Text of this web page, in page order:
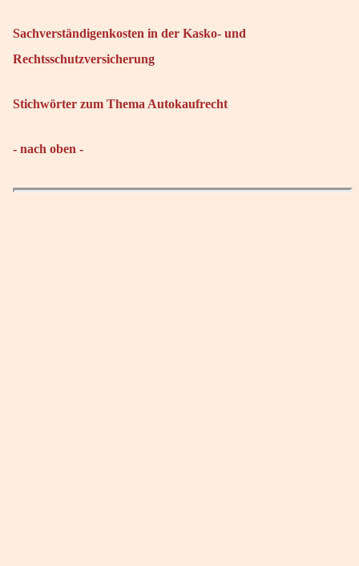
Sachverständigenkosten in der Kasko- und
Rechtsschutzversicherung
Stichwörter zum Thema Autokaufrecht
- nach oben -